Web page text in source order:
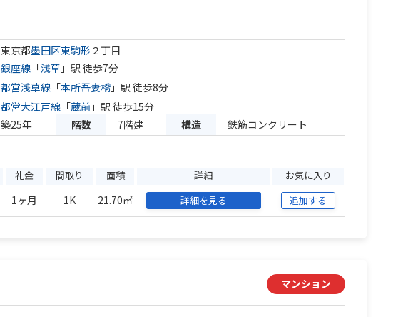
東京都墨田区東駒形 ２丁目
銀座線 「浅草 」駅 徒歩7分
都営浅草線 「本所吾妻橋 」駅 徒歩8分
都営大江戸線 「蔵前 」駅 徒歩15分
築25年 階数 7階建 構造 鉄筋コンクリート
礼金 間取り 面積 詳細 お気に入り
1ヶ月 1K 21.70㎡ 詳細を見る 追加する
マンション